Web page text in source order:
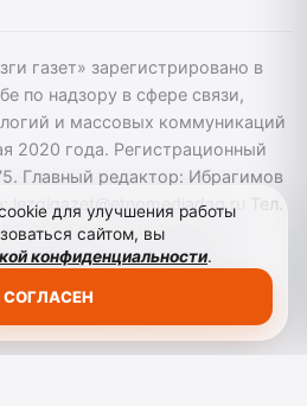
газет» зарегистрировано в
по надзору в сфере связи,
и массовых коммуникаций
2020 года. Регистрационный
Главный редактор: Ибрагимов
Тел.
66-00-60 Учредитель:
БЮДЖЕТНОЕ УЧРЕЖДЕНИЕ
для улучшения работы
сайтом, вы
конфиденциальности.
СОГЛАСЕН